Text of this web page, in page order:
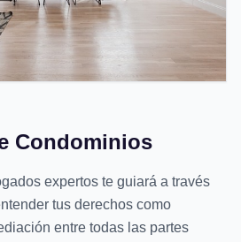
Condominios
expertos te guiará a través
tus derechos como
entre todas las partes